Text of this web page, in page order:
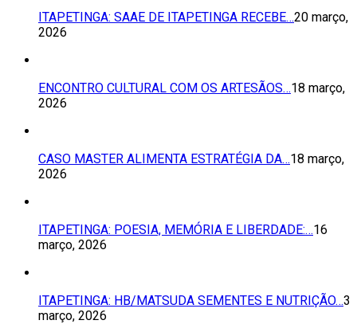
ITAPETINGA: SAAE DE ITAPETINGA RECEBE…20 março,
2026
ENCONTRO CULTURAL COM OS ARTESÃOS…18 março,
2026
CASO MASTER ALIMENTA ESTRATÉGIA DA…18 março,
2026
ITAPETINGA: POESIA, MEMÓRIA E LIBERDADE:…16
março, 2026
ITAPETINGA: HB/MATSUDA SEMENTES E NUTRIÇÃO…3
março, 2026